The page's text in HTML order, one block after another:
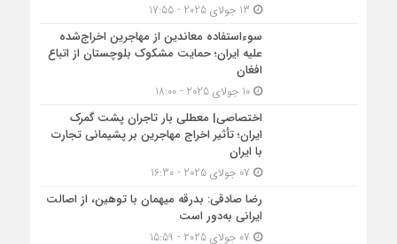
سوءاستفاده معاندین از مهاجرین اخراج‌شده
علیه ایران؛ حمایت مشکوک بلوچستان از اتباع
افغان
10 جولای 2025 - 18:00
اختصاصی| معطلی بار تاجران پشت گمرک
ایران؛ تأثیر اخراج مهاجرین بر پشیمانی تجارت
با ایران
رضا صادقی: بدرقه میهمان با توهین، از اصالت
ایرانی به‌دور است